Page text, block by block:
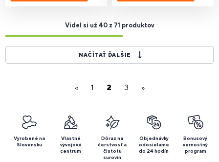
Videl si už 40 z 71 produktov
NAČÍTAŤ ĎALŠIE
« 1 2 3 »
Vyrobené na
Slovensku
Vlastné
vývojové
centrum
Dôraz na
čerstvosť a
čistotu
surovín
Objednávky
odosielame
do 24 hodín
Bonusový
vernostný
program